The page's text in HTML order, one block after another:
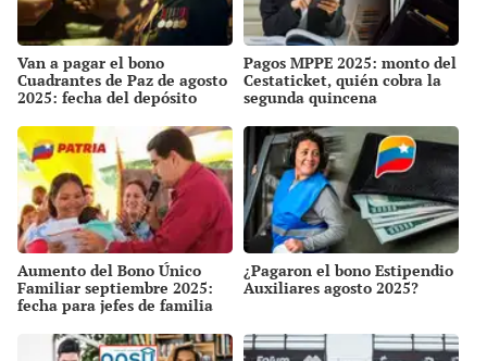
Van a pagar el bono
Cuadrantes de Paz de agosto
2025: fecha del depósito
Pagos MPPE 2025: monto del
Cestaticket, quién cobra la
segunda quincena
Aumento del Bono Único
Familiar septiembre 2025:
fecha para jefes de familia
¿Pagaron el bono Estipendio
Auxiliares agosto 2025?